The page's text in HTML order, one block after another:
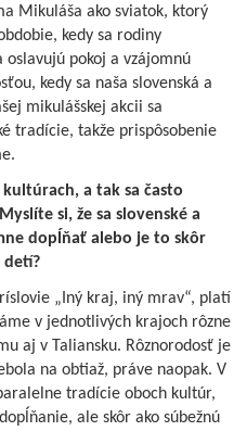
Mikuláša ako sviatok, ktorý
kedy sa rodiny
pokoj a vzájomnú
kedy sa naša slovenská a
mikulášskej akcii sa
tradície, takže prispôsobenie
a tak sa často
si, že sa slovenské a
dopĺňať alebo je to skôr
detí?
„Iný kraj, iný mrav“, platí
v jednotlivých krajoch rôzne
aj v Taliansku. Rôznorodosť je
na obtiaž, práve naopak. V
tradície oboch kultúr,
ale skôr ako súbežnú